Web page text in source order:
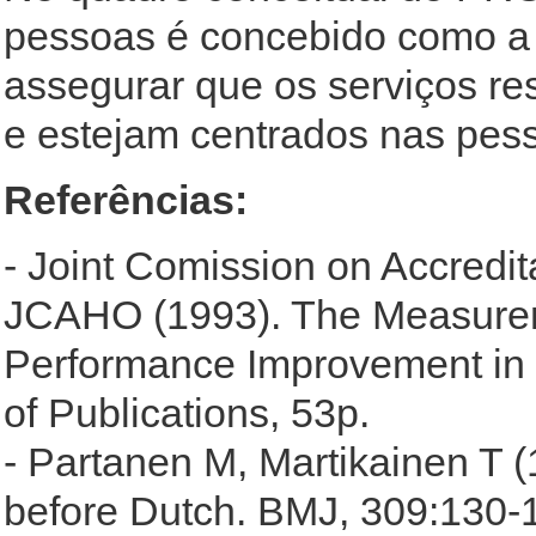
pessoas é concebido como
assegurar que os serviços
e estejam centrados nas
Referências:
- Joint Comission on
JCAHO (1993). The
Performance Improvement
of Publications, 53p.
- Partanen M, Martikainen T
before Dutch. BMJ, 309:130-